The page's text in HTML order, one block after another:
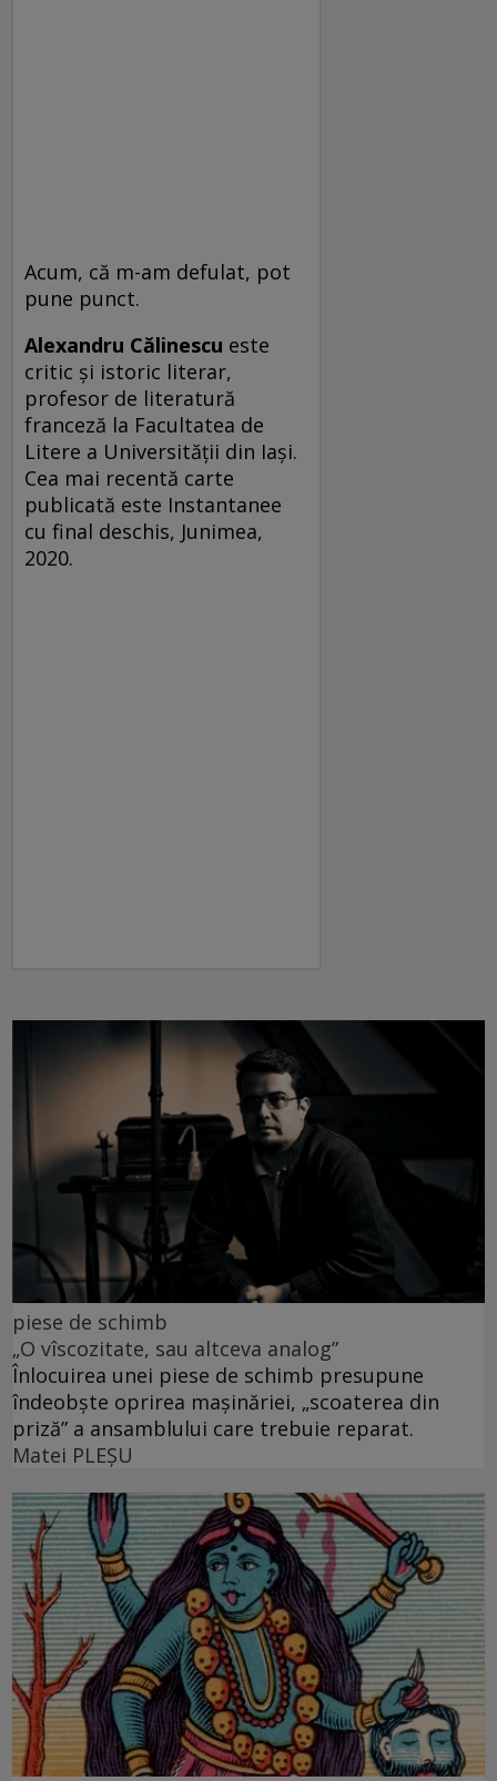
Acum, că m-am defulat, pot
pune punct.
Alexandru Călinescu este
critic și istoric literar,
profesor de literatură
franceză la Facultatea de
Litere a Universității din Iași.
Cea mai recentă carte
publicată este Instantanee
cu final deschis, Junimea,
2020.
piese de schimb
„O vîscozitate, sau altceva analog”
Înlocuirea unei piese de schimb presupune
îndeobște oprirea mașinăriei, „scoaterea din
priză” a ansamblului care trebuie reparat.
Matei PLEŞU